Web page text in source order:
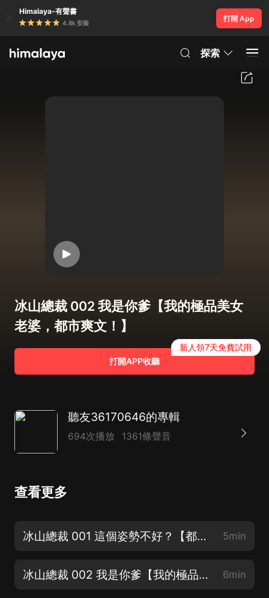
Himalaya-有聲書
4.8k 安裝
打開 App
探索
冰山總裁 002 我是你爹【我的極品美女
老婆，都市爽文！】
打開APP收聽
新人領7天免費試用
聽友36170646的專輯
694次播放 1361條聲音
查看更多
冰山總裁 001 這個姿勢不好？【都市神醫+高手出獄，爆爽上架！】 5min
冰山總裁 002 我是你爹【我的極品美女老婆，都市爽文！】 6min